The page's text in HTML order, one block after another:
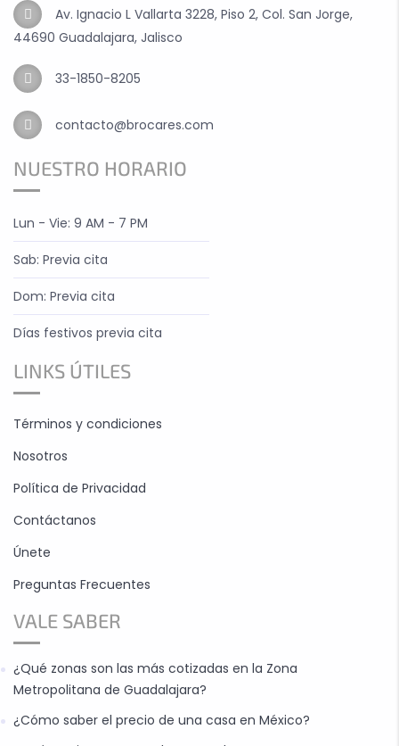
Av. Ignacio L Vallarta 3228, Piso 2, Col. San Jorge,
44690 Guadalajara, Jalisco
33-1850-8205
contacto@brocares.com
NUESTRO HORARIO
Lun - Vie: 9 AM - 7 PM
Sab: Previa cita
Dom: Previa cita
Días festivos previa cita
LINKS ÚTILES
Términos y condiciones
Nosotros
Política de Privacidad
Contáctanos
Únete
Preguntas Frecuentes
VALE SABER
¿Qué zonas son las más cotizadas en la Zona
Metropolitana de Guadalajara?
¿Cómo saber el precio de una casa en México?